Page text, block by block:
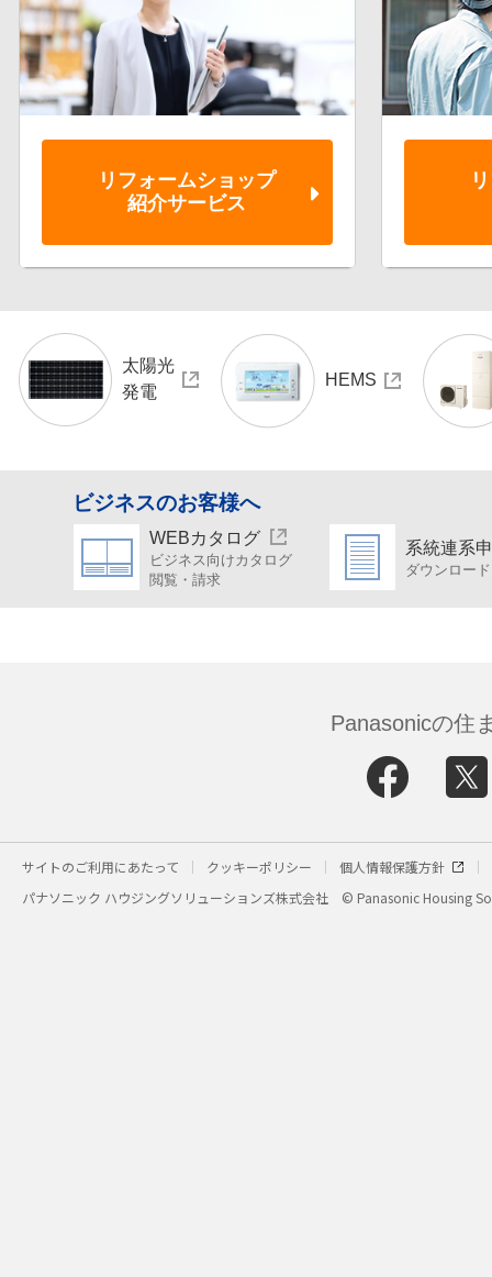
リフォームショップ
紹介サービス
太陽光
発電
HEMS
ビジネスのお客様へ
WEBカタログ
ビジネス向けカタログ
閲覧・請求
系統連系
ダウンロード
Panasonicの住
サイトのご利用にあたって クッキーポリシー
個人情報保護方針
パナソニック ハウジングソリューションズ株式会社
© Panasonic Housing